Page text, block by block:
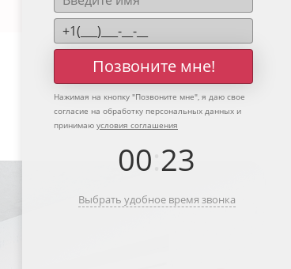
Позвоните мне!
Нажимая на кнопку "Позвоните мне", я даю свое
согласие на обработку персональных данных и
принимаю условия соглашения
00 23
Выбрать удобное время звонка